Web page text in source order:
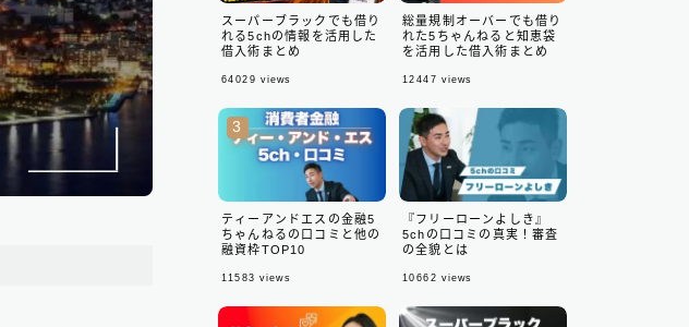
23
スーパーブラックでも借り
れる5chの情報を活用した
借入術まとめ
64029 views
総量規制オーバーでも借り
れた5ちゃんねると知恵袋
を活用した借入術まとめ
12447 views
ティーアンドエスの金融5
ちゃんねるの口コミと他の
融資枠TOP10
11583 views
『フリーローンよしき』
5chの口コミの真実！審査
の全貌とは
10662 views